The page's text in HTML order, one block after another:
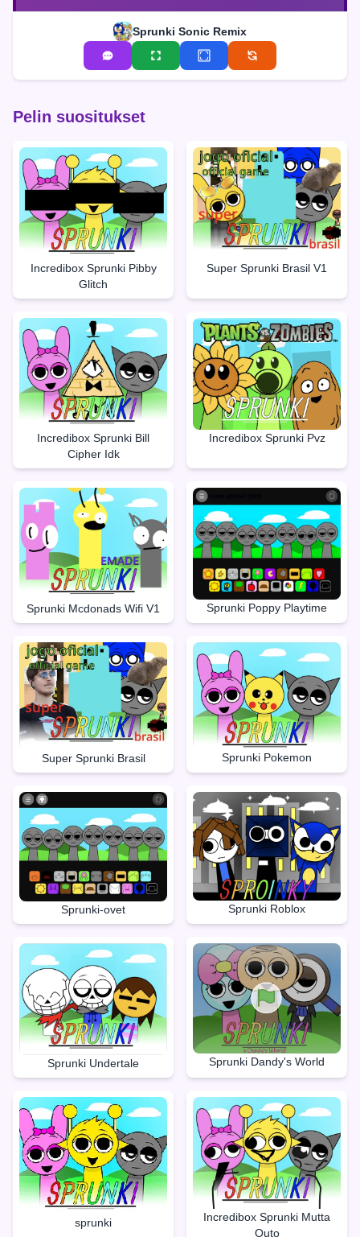
Sprunki Sonic Remix
Pelin suositukset
Incredibox Sprunki Pibby
Glitch
Super Sprunki Brasil V1
Incredibox Sprunki Bill
Cipher Idk
Incredibox Sprunki Pvz
Sprunki Mcdonads Wifi V1 Sprunki Poppy Playtime
Super Sprunki Brasil Sprunki Pokemon
Sprunki-ovet Sprunki Roblox
Sprunki Undertale Sprunki Dandy's World
sprunki
Incredibox Sprunki Mutta
Outo